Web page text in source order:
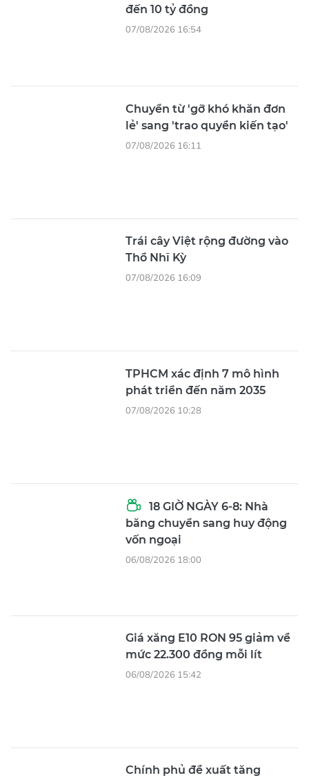
đến 10 tỷ đồng
07/08/2026 16:54
Chuyển từ 'gỡ khó khăn đơn
lẻ' sang 'trao quyền kiến tạo'
07/08/2026 16:11
Trái cây Việt rộng đường vào
Thổ Nhĩ Kỳ
07/08/2026 16:09
TPHCM xác định 7 mô hình
phát triển đến năm 2035
07/08/2026 10:28
18 GIỜ NGÀY 6-8: Nhà
băng chuyển sang huy động
vốn ngoại
06/08/2026 18:00
Giá xăng E10 RON 95 giảm về
mức 22.300 đồng mỗi lít
06/08/2026 15:42
Chính phủ đề xuất tăng